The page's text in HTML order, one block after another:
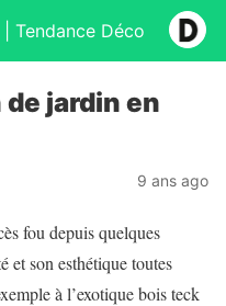
Tendance Déco
jardin en
9 ans ago
fou depuis quelques
et son esthétique toutes
à l’exotique bois teck